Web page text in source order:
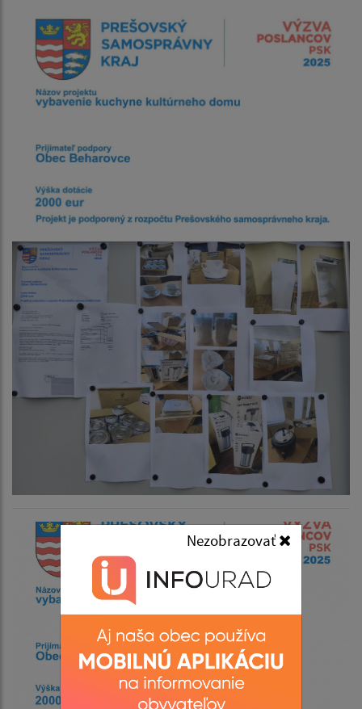
Nezobrazovať